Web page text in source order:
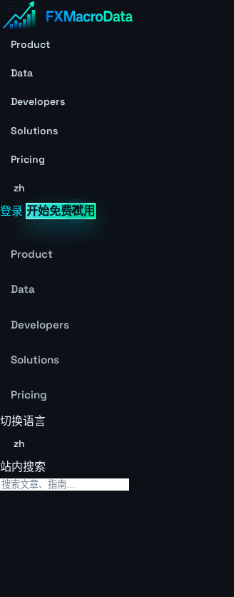
Product
Data
Developers
Solutions
Pricing
zh
登录 开始免费试用
Product
Data
Developers
Solutions
Pricing
切换语言
zh
站内搜索